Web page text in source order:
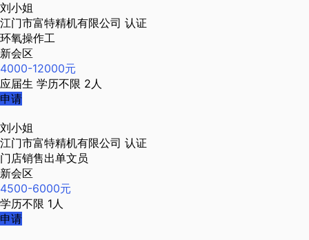
刘小姐
江门市富特精机有限公司 认证
环氧操作工
新会区
4000-12000元
应届生 学历不限 2人
申请
刘小姐
江门市富特精机有限公司 认证
门店销售出单文员
新会区
4500-6000元
学历不限 1人
申请